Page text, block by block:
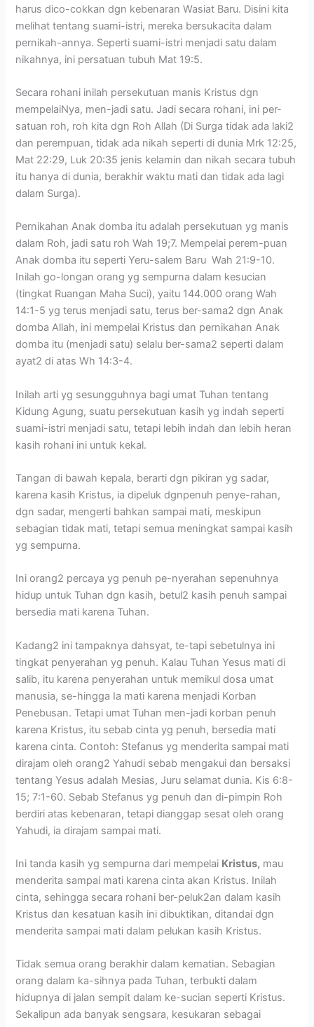
harus dico-cokkan dgn kebenaran Wasiat Baru. Disini kita
melihat tentang suami-istri, mereka bersukacita dalam
pernikah-annya. Seperti suami-istri menjadi satu dalam
nikahnya, ini persatuan tubuh Mat 19:5.
Secara rohani inilah persekutuan manis Kristus dgn
mempelaiNya, men-jadi satu. Jadi secara rohani, ini per-
satuan roh, roh kita dgn Roh Allah (Di Surga tidak ada laki2
dan perempuan, tidak ada nikah seperti di dunia Mrk 12:25,
Mat 22:29, Luk 20:35 jenis kelamin dan nikah secara tubuh
itu hanya di dunia, berakhir waktu mati dan tidak ada lagi
dalam Surga).
Pernikahan Anak domba itu adalah persekutuan yg manis
dalam Roh, jadi satu roh Wah 19;7. Mempelai perem-puan
Anak domba itu seperti Yeru-salem Baru Wah 21:9-10.
Inilah go-longan orang yg sempurna dalam kesucian
(tingkat Ruangan Maha Suci), yaitu 144.000 orang Wah
14:1-5 yg terus menjadi satu, terus ber-sama2 dgn Anak
domba Allah, ini mempelai Kristus dan pernikahan Anak
domba itu (menjadi satu) selalu ber-sama2 seperti dalam
ayat2 di atas Wh 14:3-4.
Inilah arti yg sesungguhnya bagi umat Tuhan tentang
Kidung Agung, suatu persekutuan kasih yg indah seperti
suami-istri menjadi satu, tetapi lebih indah dan lebih heran
kasih rohani ini untuk kekal.
Tangan di bawah kepala, berarti dgn pikiran yg sadar,
karena kasih Kristus, ia dipeluk dgnpenuh penye-rahan,
dgn sadar, mengerti bahkan sampai mati, meskipun
sebagian tidak mati, tetapi semua meningkat sampai kasih
yg sempurna.
Ini orang2 percaya yg penuh pe-nyerahan sepenuhnya
hidup untuk Tuhan dgn kasih, betul2 kasih penuh sampai
bersedia mati karena Tuhan.
Kadang2 ini tampaknya dahsyat, te-tapi sebetulnya ini
tingkat penyerahan yg penuh. Kalau Tuhan Yesus mati di
salib, itu karena penyerahan untuk memikul dosa umat
manusia, se-hingga Ia mati karena menjadi Korban
Penebusan. Tetapi umat Tuhan men-jadi korban penuh
karena Kristus, itu sebab cinta yg penuh, bersedia mati
karena cinta. Contoh: Stefanus yg menderita sampai mati
dirajam oleh orang2 Yahudi sebab mengakui dan bersaksi
tentang Yesus adalah Mesias, Juru selamat dunia. Kis 6:8-
15; 7:1-60. Sebab Stefanus yg penuh dan di-pimpin Roh
berdiri atas kebenaran, tetapi dianggap sesat oleh orang
Yahudi, ia dirajam sampai mati.
Ini tanda kasih yg sempurna dari mempelai Kristus, mau
menderita sampai mati karena cinta akan Kristus. Inilah
cinta, sehingga secara rohani ber-peluk2an dalam kasih
Kristus dan kesatuan kasih ini dibuktikan, ditandai dgn
menderita sampai mati dalam pelukan kasih Kristus.
Tidak semua orang berakhir dalam kematian. Sebagian
orang dalam ka-sihnya pada Tuhan, terbukti dalam
hidupnya di jalan sempit dalam ke-sucian seperti Kristus.
Sekalipun ada banyak sengsara, kesukaran sebagai